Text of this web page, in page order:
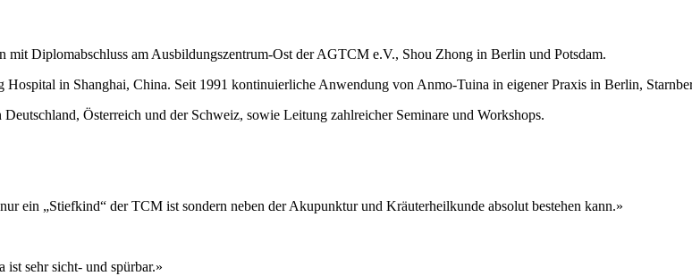
Diplomabschluss am Ausbildungszentrum-Ost der AGTCM e.V., Shou Zhong in Berlin und Potsdam.
in Shanghai, China. Seit 1991 kontinuierliche Anwendung von Anmo-Tuina in eigener Praxis in Berlin,
Österreich und der Schweiz, sowie Leitung zahlreicher Seminare und Workshops.
ein „Stiefkind“ der TCM ist sondern neben der Akupunktur und Kräuterheilkunde absolut bestehen kann.»
ist sehr sicht- und spürbar.»